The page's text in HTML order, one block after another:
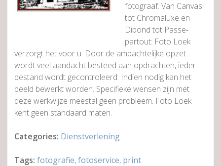
fotograaf. Van Canvas
tot Chromaluxe en
Dibond tot Passe-
partout: Foto Loek
verzorgt het voor u. Door de ambachtelijke opzet
wordt veel aandacht besteed aan opdrachten, ieder
bestand wordt gecontroleerd. Indien nodig kan het
beeld bewerkt worden. Specifieke wensen zijn met
deze werkwijze meestal geen probleem. Foto Loek
kent geen standaard maten.
Categories: Dienstverlening
Tags: fotografie,fotoservice, print